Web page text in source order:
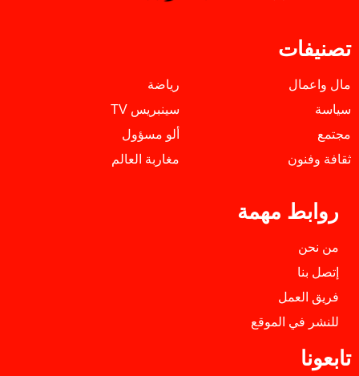
تصنيفات
مال واعمال
سياسة
مجتمع
ثقافة وفنون
رياضة
سينبريس TV
ألو مسؤول
مغاربة العالم
روابط مهمة
من نحن
إتصل بنا
فريق العمل
للنشر في الموقع
تابعونا